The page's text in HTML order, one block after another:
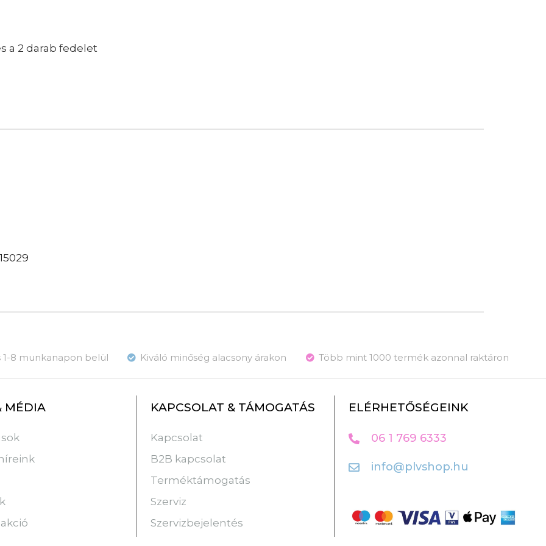
a 2 darab fedelet
1-8 munkanapon belül Kiváló minőség alacsony árakon Több mint 1000 termék azonnal raktáron
MÉDIA KAPCSOLAT & TÁMOGATÁS
Kapcsolat
B2B kapcsolat
Terméktámogatás
Szerviz
Szervizbejelentés
ELÉRHETŐSÉGEINK
06 1 769 6333
info@plvshop.hu